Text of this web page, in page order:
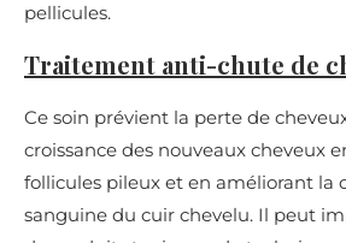
pellicules.
Traitement anti-chute de
Ce soin prévient la perte de
croissance des nouveaux cheveux
follicules pileux et en améliorant la
sanguine du cuir chevelu. Il peut